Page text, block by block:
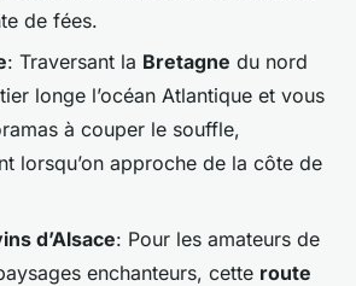
de fées.
: Traversant la Bretagne du nord
longe l’océan Atlantique et vous
à couper le souffle,
lorsqu’on approche de la côte de
d’Alsace: Pour les amateurs de
enchanteurs, cette route